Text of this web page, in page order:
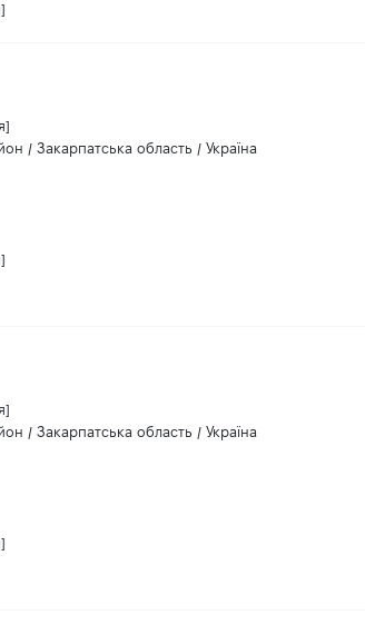
/ Закарпатська область / Україна
/ Закарпатська область / Україна